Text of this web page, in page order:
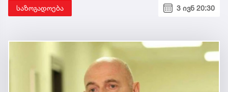
საზოგადოება 3 ივნ 20:30